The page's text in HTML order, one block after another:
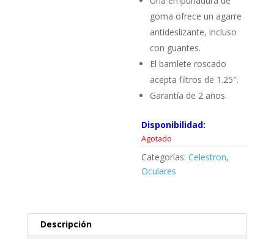
goma ofrece un agarre
antideslizante, incluso
con guantes.
El barrilete roscado
acepta filtros de 1.25″.
Garantía de 2 años.
Disponibilidad:
Agotado
Categorías:Celestron,
Oculares
Descripción